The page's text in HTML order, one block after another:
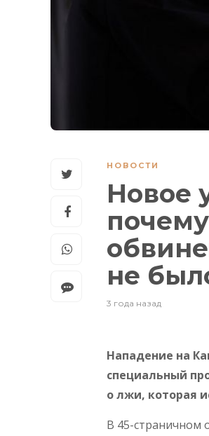
НОВОСТИ
Новое
не
3 года назад
Нападение на
специальный
о лжи, которая
В 45-страничном